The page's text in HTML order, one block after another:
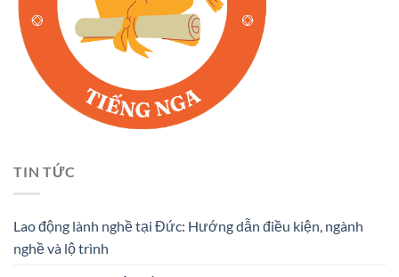
TIN TỨC
Lao động lành nghề tại Đức: Hướng dẫn điều kiện, ngành
nghề và lộ trình